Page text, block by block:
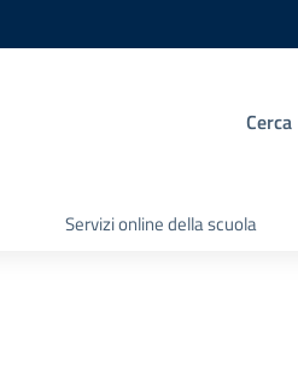
Cerca
Servizi online della scuola